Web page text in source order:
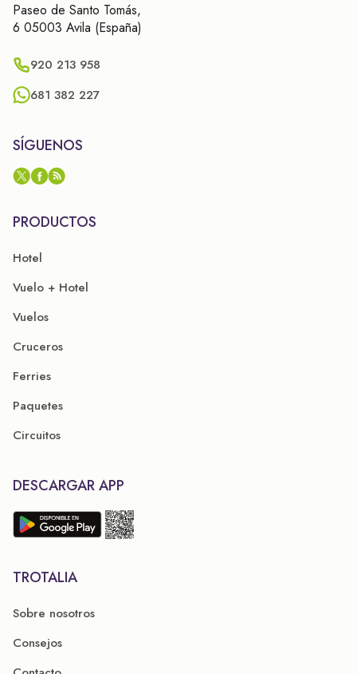
Paseo de Santo Tomás,
6 05003 Avila (España)
920 213 958
681 382 227
SÍGUENOS
PRODUCTOS
Hotel
Vuelo + Hotel
Vuelos
Cruceros
Ferries
Paquetes
Circuitos
DESCARGAR APP
TROTALIA
Sobre nosotros
Consejos